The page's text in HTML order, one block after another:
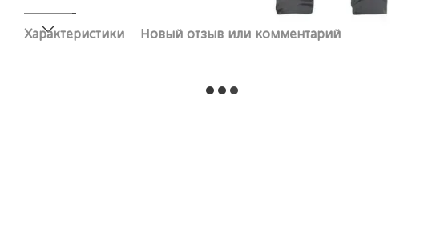
Характеристики Новый отзыв или комментарий